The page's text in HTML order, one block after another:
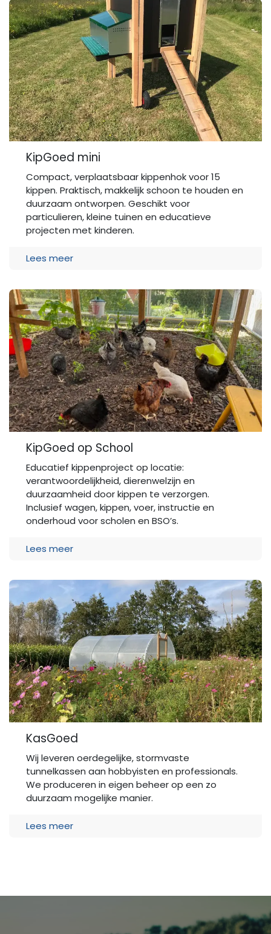
KipGoed mini
Compact, verplaatsbaar kippenhok voor 15
kippen. Praktisch, makkelijk schoon te houden en
duurzaam ontworpen. Geschikt voor
particulieren, kleine tuinen en educatieve
projecten met kinderen.
Lees meer
KipGoed op School
Educatief kippenproject op locatie:
verantwoordelijkheid, dierenwelzijn en
duurzaamheid door kippen te verzorgen.
Inclusief wagen, kippen, voer, instructie en
onderhoud voor scholen en BSO’s.
Lees meer
KasGoed
Wij leveren oerdegelijke, stormvaste
tunnelkassen aan hobbyisten en professionals.
We produceren in eigen beheer op een zo
duurzaam mogelijke manier.
Lees meer